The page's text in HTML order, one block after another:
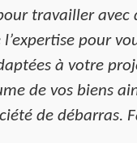
travailler
pour
à votre
de vos biens
de débarras.